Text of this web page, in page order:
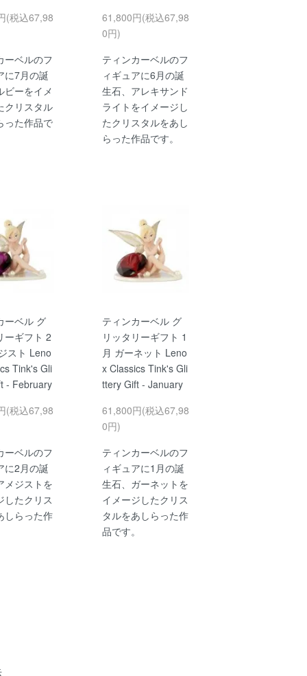
(税込67,98
ーベルのフ
に7月の誕
ビーをイメ
クリスタル
った作品で
61,800円(税込67,98
0円)
ティンカーベルのフ
ィギュアに6月の誕
生石、アレキサンド
ライトをイメージし
たクリスタルをあし
らった作品です。
ーベル グ
ーギフト 2
スト Leno
Tink's Gli
- February
(税込67,98
ーベルのフ
に2月の誕
メジストを
したクリス
しらった作
ティンカーベル グ
リッタリーギフト 1
月 ガーネット Leno
x Classics Tink's Gli
ttery Gift - January
61,800円(税込67,98
0円)
ティンカーベルのフ
ィギュアに1月の誕
生石、ガーネットを
イメージしたクリス
タルをあしらった作
品です。